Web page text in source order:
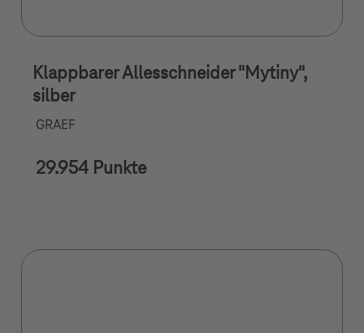
Klappbarer Allesschneider "Mytiny",
silber
GRAEF
29.954 Punkte